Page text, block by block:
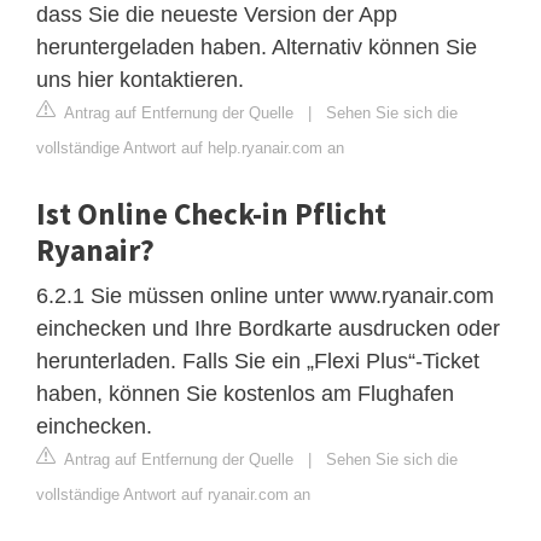
dass Sie die neueste Version der App
heruntergeladen haben. Alternativ können Sie
uns hier kontaktieren.
Antrag auf Entfernung der Quelle | Sehen Sie sich die
vollständige Antwort auf help.ryanair.com an
Ist Online Check-in Pflicht
Ryanair?
6.2.1 Sie müssen online unter www.ryanair.com
einchecken und Ihre Bordkarte ausdrucken oder
herunterladen. Falls Sie ein „Flexi Plus“-Ticket
haben, können Sie kostenlos am Flughafen
einchecken.
Antrag auf Entfernung der Quelle | Sehen Sie sich die
vollständige Antwort auf ryanair.com an